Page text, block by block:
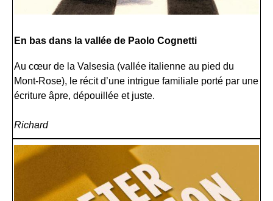
En bas dans la vallée de Paolo Cognetti
Au cœur de la Valsesia (vallée italienne au pied du
Mont-Rose), le récit d’une intrigue familiale porté par une
écriture âpre, dépouillée et juste.
Richard